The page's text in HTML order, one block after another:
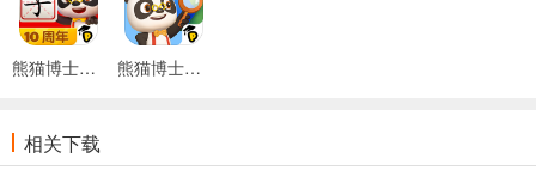
熊猫博士识字免费版 熊猫博士百科安卓版
相关下载